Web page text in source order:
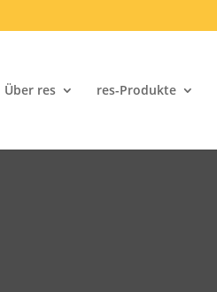
Über res res-Produkte